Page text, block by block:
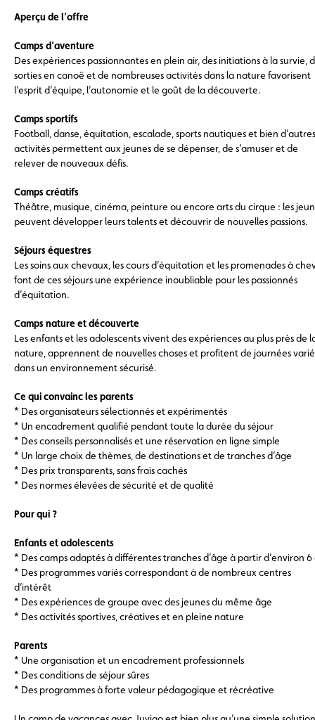
Aperçu de l’offre
Camps d’aventure
Des expériences passionnantes en plein air, des initiations à la survie,
sorties en canoë et de nombreuses activités dans la nature favorisent
l’esprit d’équipe, l’autonomie et le goût de la découverte.
Camps sportifs
Football, danse, équitation, escalade, sports nautiques et bien d’autres
activités permettent aux jeunes de se dépenser, de s’amuser et de
relever de nouveaux défis.
Camps créatifs
Théâtre, musique, cinéma, peinture ou encore arts du cirque : les
peuvent développer leurs talents et découvrir de nouvelles passions.
Séjours équestres
Les soins aux chevaux, les cours d’équitation et les promenades à
font de ces séjours une expérience inoubliable pour les passionnés
d’équitation.
Camps nature et découverte
Les enfants et les adolescents vivent des expériences au plus près de
nature, apprennent de nouvelles choses et profitent de journées
dans un environnement sécurisé.
Ce qui convainc les parents
* Des organisateurs sélectionnés et expérimentés
* Un encadrement qualifié pendant toute la durée du séjour
* Des conseils personnalisés et une réservation en ligne simple
* Un large choix de thèmes, de destinations et de tranches d’âge
* Des prix transparents, sans frais cachés
* Des normes élevées de sécurité et de qualité
Pour qui ?
Enfants et adolescents
* Des camps adaptés à différentes tranches d’âge à partir d’environ 6
* Des programmes variés correspondant à de nombreux centres
d’intérêt
* Des expériences de groupe avec des jeunes du même âge
* Des activités sportives, créatives et en pleine nature
Parents
* Une organisation et un encadrement professionnels
* Des conditions de séjour sûres
* Des programmes à forte valeur pédagogique et récréative